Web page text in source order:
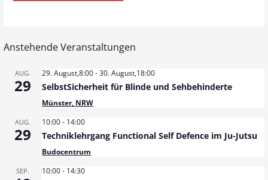
Anstehende Veranstaltungen
AUG.
29
29. August,8:00-30. August,18:00
SelbstSicherheit für Blinde und Sehbehinderte
Münster, NRW
AUG.
29
10:00- 14:00
Techniklehrgang Functional Self Defence im Ju-Jutsu
Budocentrum
SEP. 10:00- 14:30